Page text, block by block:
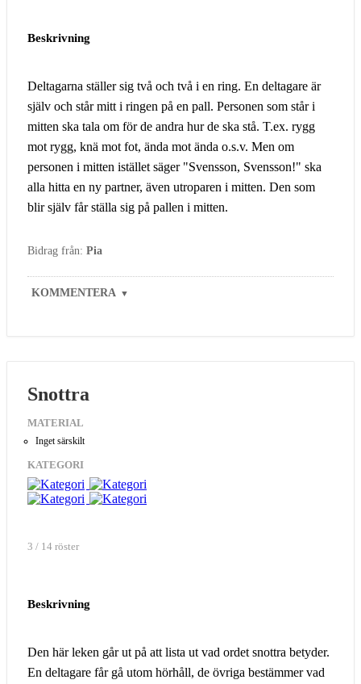
Beskrivning
Deltagarna ställer sig två och två i en ring. En deltagare är
själv och står mitt i ringen på en pall. Personen som står i
mitten ska tala om för de andra hur de ska stå. T.ex. rygg
mot rygg, knä mot fot, ända mot ända o.s.v. Men om
personen i mitten istället säger "Svensson, Svensson!" ska
alla hitta en ny partner, även utroparen i mitten. Den som
blir själv får ställa sig på pallen i mitten.
Bidrag från: Pia
KOMMENTERA ▼
Snottra
MATERIAL
Inget särskilt
KATEGORI
3 / 14 röster
Beskrivning
Den här leken går ut på att lista ut vad ordet snottra betyder.
En deltagare får gå utom hörhåll, de övriga bestämmer vad